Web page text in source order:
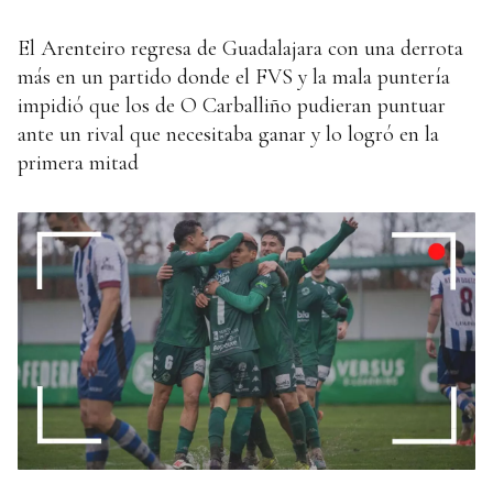
El Arenteiro regresa de Guadalajara con una derrota
más en un partido donde el FVS y la mala puntería
impidió que los de O Carballiño pudieran puntuar
ante un rival que necesitaba ganar y lo logró en la
primera mitad